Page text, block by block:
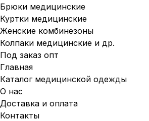
Брюки медицинские
Куртки медицинские
Женские комбинезоны
Колпаки медицинские и др.
Под заказ опт
Главная
Каталог медицинской одежды
О нас
Доставка и оплата
Контакты